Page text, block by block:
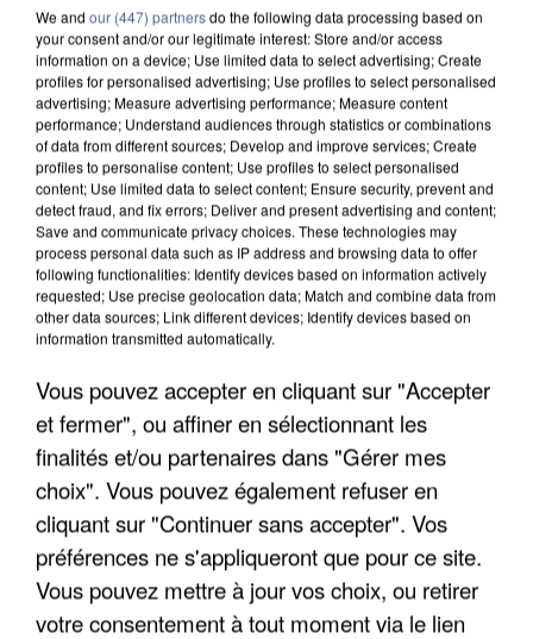
bien prendre seuls la tête du classement dès le
début de la saison. Ce soir, Chartres se déplace
face à Thorigné-Fouillard, l’un des quatre clubs ex-
aequo.
LES ARTICLES LES PLUS VUS
We and our (447) partnersdo the following data processing based on
your consent and/or our legitimate interest: Store and/or access
information on a device; Use limited data to select advertising; Create
profiles for personalised advertising; Use profiles to select personalised
advertising; Measure advertising performance; Measure content
performance; Understand audiences through statistics or combinations
of data from different sources; Develop and improve services; Create
profiles to personalise content; Use profiles to select personalised
content; Use limited data to select content; Ensure security, prevent and
detect fraud, and fix errors; Deliver and present advertising and content;
Save and communicate privacy choices. These technologies may
process personal data such as IP address and browsing data to offer
following functionalities: Identify devices based on information actively
requested; Use precise geolocation data; Match and combine data from
other data sources; Link different devices; Identify devices based on
information transmitted automatically.
Vous pouvez accepter en cliquant sur "Accepter
et fermer", ou affiner en sélectionnant les
finalités et/ou partenaires dans "Gérer mes
choix". Vous pouvez également refuser en
cliquant sur "Continuer sans accepter". Vos
préférences ne s'appliqueront que pour ce site.
Vous pouvez mettre à jour vos choix, ou retirer
votre consentement à tout moment via le lien